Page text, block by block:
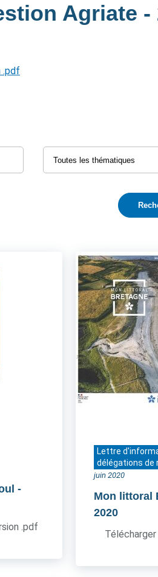
Agriate -
.pdf
-
.pdf
Lettre
délégations de
juin 2020
Mon littoral
2020